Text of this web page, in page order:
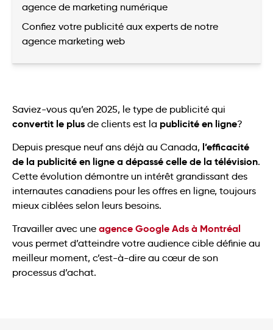
agence de marketing numérique
Confiez votre publicité aux experts de notre
agence marketing web
Saviez-vous qu’en 2025, le type de publicité qui
convertit le plus de clients est la publicité en ligne?
Depuis presque neuf ans déjà au Canada, l’efficacité
de la publicité en ligne a dépassé celle de la télévision.
Cette évolution démontre un intérêt grandissant des
internautes canadiens pour les offres en ligne, toujours
mieux ciblées selon leurs besoins.
Travailler avec une agence Google Ads à Montréal
vous permet d’atteindre votre audience cible définie au
meilleur moment, c’est-à-dire au cœur de son
processus d’achat.